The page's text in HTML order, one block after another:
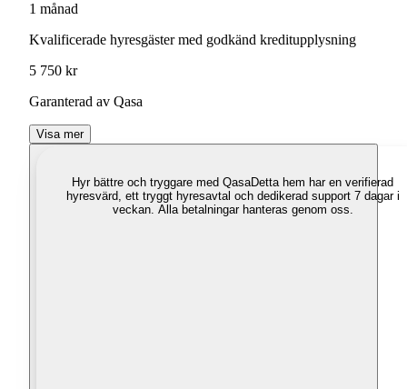
1 månad
Kvalificerade hyresgäster med godkänd kreditupplysning
5 750 kr
Garanterad av Qasa
Visa mer
Hyr bättre och tryggare med QasaDetta hem har en verifierad
hyresvärd, ett tryggt hyresavtal och dedikerad support 7 dagar i
veckan. Alla betalningar hanteras genom oss.